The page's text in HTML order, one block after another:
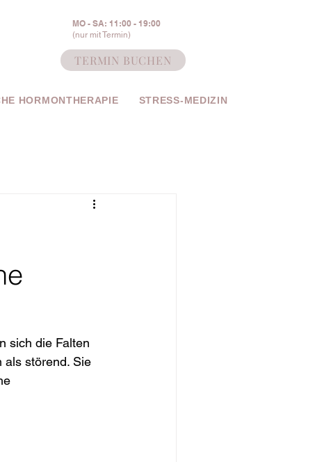
HORMONTHERAPIE STRESS-MEDIZIN
MO - SA: 11:00 - 19:00
(nur mit Termin)
TERMIN BUCHEN
sich die Falten
als störend. Sie